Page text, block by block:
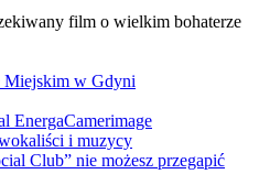
film o wielkim bohaterze
Miejskim w Gdyni
EnergaCamerimage
i muzycy
Club” nie możesz przegapić